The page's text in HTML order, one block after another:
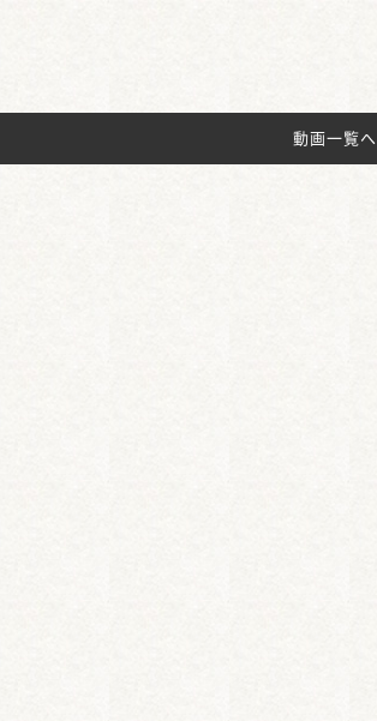
動画一覧へ